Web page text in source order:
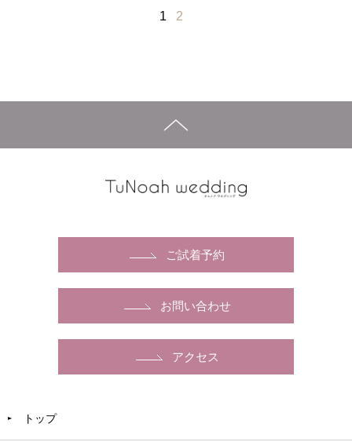
1 2
ご試着予約
お問い合わせ
アクセス
トップ